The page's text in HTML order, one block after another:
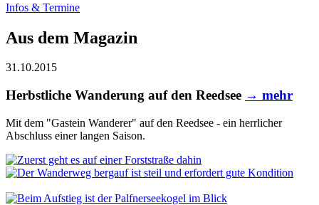
Infos & Termine
Aus dem Magazin
31.10.2015
Herbstliche Wanderung auf den Reedsee → mehr
Mit dem "Gastein Wanderer" auf den Reedsee - ein herrlicher
Abschluss einer langen Saison.